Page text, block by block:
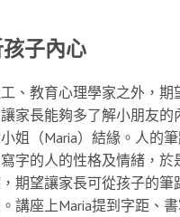
子內心
、教育心理學家之外，期
家長能夠多了解小朋友的
姐（Maria）結緣。人的
字的人的性格及情緒，於
期望讓家長可從孩子的筆
講座上Maria提到字距、